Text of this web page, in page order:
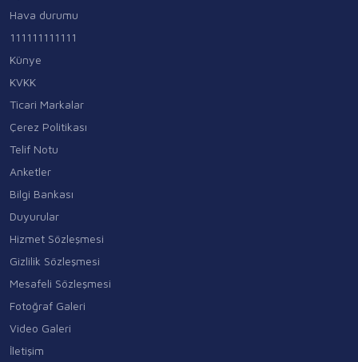
Hava durumu
111111111111
Künye
KVKK
Ticari Markalar
Çerez Politikası
Telif Notu
Anketler
Bilgi Bankası
Duyurular
Hizmet Sözleşmesi
Gizlilik Sözleşmesi
Mesafeli Sözleşmesi
Fotoğraf Galeri
Video Galeri
İletişim